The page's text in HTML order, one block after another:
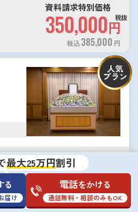
資料請求特別価格
350,000円
税抜
税込385,000 円
人気
プラン
資料請求特別価格
600,000円
税込660,000円
最大25万円割引
る
届け
電話をかける
通話無料・相談のみもOK